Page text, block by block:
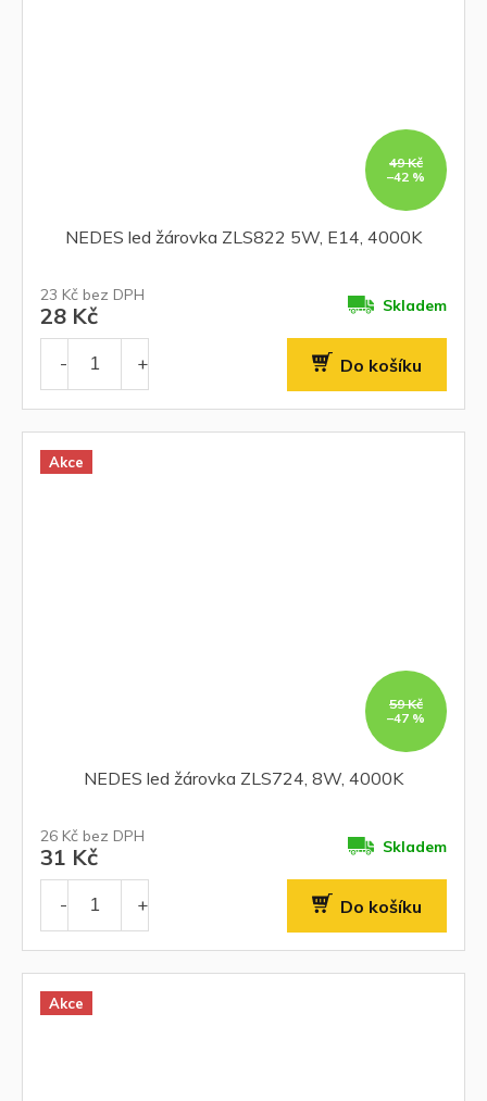
49 Kč
–42 %
NEDES led žárovka ZLS822 5W, E14, 4000K
23 Kč bez DPH
28 Kč Skladem
Do košíku
Akce
59 Kč
–47 %
NEDES led žárovka ZLS724, 8W, 4000K
26 Kč bez DPH
31 Kč Skladem
Do košíku
Akce